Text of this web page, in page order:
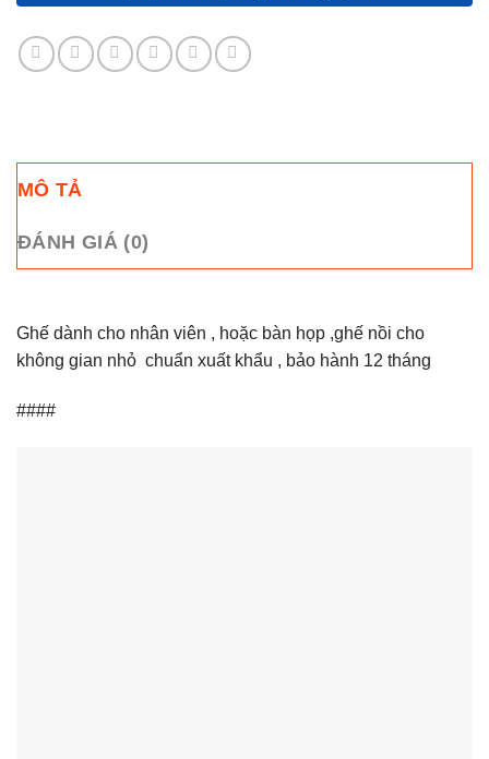
MÔ TẢ
ĐÁNH GIÁ (0)
Ghế dành cho nhân viên , hoặc bàn họp ,ghế nồi cho
không gian nhỏ chuẩn xuất khẩu , bảo hành 12 tháng
####